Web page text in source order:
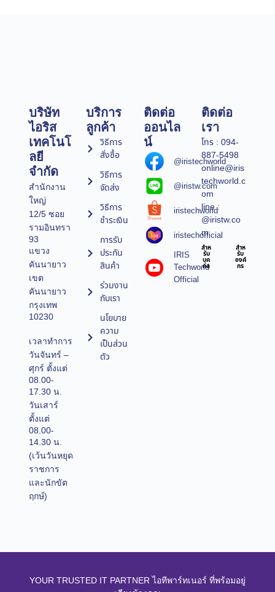
บริษัท
ไอริส
เทคโนโ
ลยี
จำกัด
สำนักงาน
ใหญ่
12/5 ซอย
รามอินทรา
93
แขวง
คันนายาว
เขต
คันนายาว
กรุงเทพ
10230
เวลาทำการ
วันจันทร์ –
ศุกร์ ตั้งแต่
08.00-
17.30 น.
วันเสาร์
ตั้งแต่
08.00-
14.30 น.
(เว้นวันหยุด
ราชการ
และนักขัต
ฤกษ์)
บริการ
ลูกค้า
วิธีการ
สั่งซื้อ
วิธีการ
จัดส่ง
วิธีการ
ชำระเงิน
การรับ
ประกัน
สินค้า
ร่วมงาน
กับเรา
นโยบาย
ความ
เป็นส่วน
ตัว
ติดต่อ
ออนไล
น์
@iristechworld
@iristw.com
iristechworld
iristechofficial
IRIS
Techworld
Official
ติดต่อ
เรา
โทร : 094-
887-5498
online@iris
techworld.c
om
line :
@iristw.co
m
สำห
รับ
บุค
คล
สำห
รับ
องค์
กร
YOUR TRUSTED IT PARTNER ไอทีพาร์ทเนอร์ ที่พร้อมอยู่